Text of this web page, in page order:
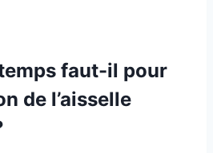
faut-il pour
de l’aisselle